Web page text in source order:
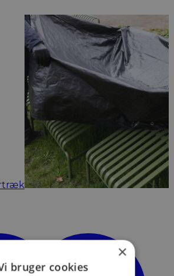
×
bruger cookies